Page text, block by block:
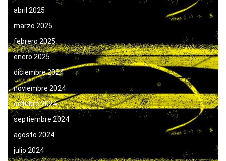
abril 2025
marzo 2025
febrero 2025
enero 2025
diciembre 2024
noviembre 2024
octubre 2024
septiembre 2024
agosto 2024
julio 2024